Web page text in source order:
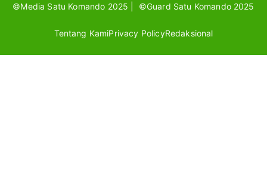
©Media Satu Komando 2025 | ©Guard Satu Komando 2025
Tentang KamiPrivacy PolicyRedaksional